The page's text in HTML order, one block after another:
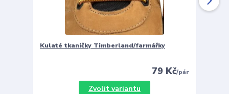
Kulaté tkaničky Timberland/farmářky
79 Kč/pár
Zvolit variantu